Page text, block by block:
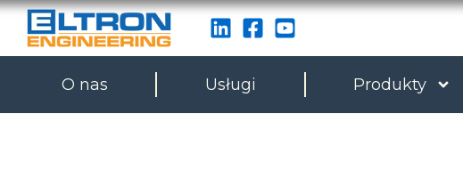
O nas Usługi Produkty